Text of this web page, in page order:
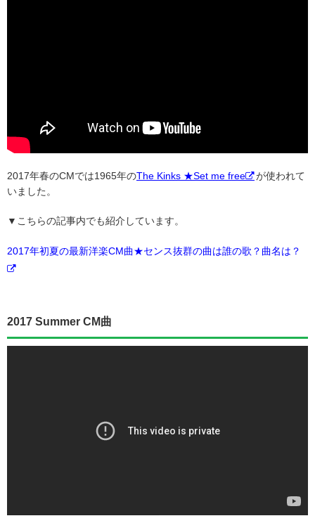
2017年春のCMでは1965年のThe Kinks ★Set me free
が使われて
いました。
▼こちらの記事内でも紹介しています。
2017年初夏の最新洋楽CM曲★センス抜群の曲は誰の歌？曲名は？
2017 Summer CM曲